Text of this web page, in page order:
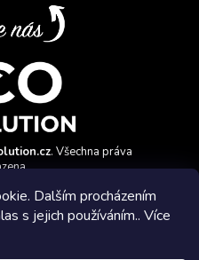
Dalším procházením
s jejich používáním.. Více
. Všechna práva